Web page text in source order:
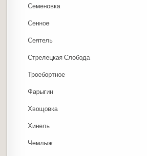
Семеновка
Сенное
Сеятель
Стрелецкая Слобода
Троебортное
Фарыгин
Хвощовка
Хинель
Чемлыж